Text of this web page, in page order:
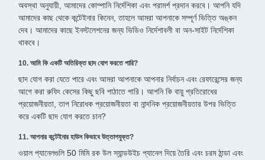
অবস্থা অনুযায়ী, আমাদের কোম্পানি নির্দেশিকা এবং পরামর্শ প্রদান করবে। আপনি যদি
আমাদের কাছ থেকে কন্টেইনার কিনেন, তাহলে আমরা আপনাকে সম্পূর্ণ ভিত্তি অঙ্কন
দেব। আমাদের কাছে ইনস্টলেশনের জন্য ভিডিও নির্দেশাবলী বা অন-সাইট নির্দেশিকা
থাকবে।
10. আমি কি একটি অতিরিক্ত ছাদ যোগ করতে পারি?
ছাদ যোগ করা যেতে পারে এবং আমরা আপনাকে আপনার নির্বাচন এবং রেফারেন্সের জন্য
আগে করা রুফিং কেসের কিছু ছবি পাঠাতে পারি। আপনি কি বায়ু প্রতিরোধের
প্রয়োজনীয়তা, তাপ নিরোধক প্রয়োজনীয়তা বা নান্দনিক প্রয়োজনীয়তার উপর ভিত্তি
করে একটি ছাদ যোগ করতে চান?
11. আপনার কন্টেইনার হাউস কিভাবে উত্তাপযুক্ত?
ওয়াল প্যানেলগুলি 50 মিমি রক উল স্যান্ডউইচ প্যানেল দিয়ে তৈরি এবং চরম ঠান্ডা এবং